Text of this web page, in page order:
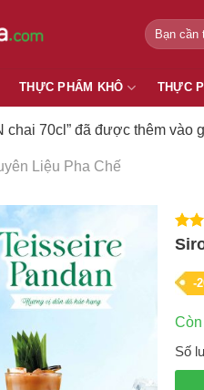
Tìm
kiếm:
THỰC PHẨM KHÔ THỰC
chai 70cl” đã được thêm vào
Liệu Pha Chế
5.00
-
Siro